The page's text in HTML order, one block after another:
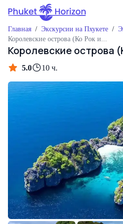
Главная / Экскурсии на Пхукете /
Королевские острова
5.0 10 ч.